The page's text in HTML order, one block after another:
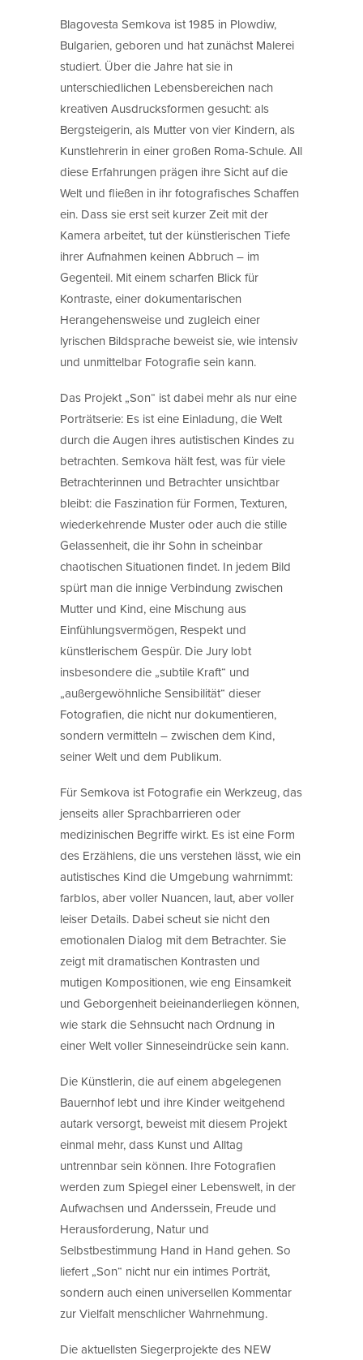
Blagovesta Semkova ist 1985 in Plowdiw,
Bulgarien, geboren und hat zunächst Malerei
studiert. Über die Jahre hat sie in
unterschiedlichen Lebensbereichen nach
kreativen Ausdrucksformen gesucht: als
Bergsteigerin, als Mutter von vier Kindern, als
Kunstlehrerin in einer großen Roma-Schule. All
diese Erfahrungen prägen ihre Sicht auf die
Welt und fließen in ihr fotografisches Schaffen
ein. Dass sie erst seit kurzer Zeit mit der
Kamera arbeitet, tut der künstlerischen Tiefe
ihrer Aufnahmen keinen Abbruch – im
Gegenteil. Mit einem scharfen Blick für
Kontraste, einer dokumentarischen
Herangehensweise und zugleich einer
lyrischen Bildsprache beweist sie, wie intensiv
und unmittelbar Fotografie sein kann.
Das Projekt „Son“ ist dabei mehr als nur eine
Porträtserie: Es ist eine Einladung, die Welt
durch die Augen ihres autistischen Kindes zu
betrachten. Semkova hält fest, was für viele
Betrachterinnen und Betrachter unsichtbar
bleibt: die Faszination für Formen, Texturen,
wiederkehrende Muster oder auch die stille
Gelassenheit, die ihr Sohn in scheinbar
chaotischen Situationen findet. In jedem Bild
spürt man die innige Verbindung zwischen
Mutter und Kind, eine Mischung aus
Einfühlungsvermögen, Respekt und
künstlerischem Gespür. Die Jury lobt
insbesondere die „subtile Kraft“ und
„außergewöhnliche Sensibilität“ dieser
Fotografien, die nicht nur dokumentieren,
sondern vermitteln – zwischen dem Kind,
seiner Welt und dem Publikum.
Für Semkova ist Fotografie ein Werkzeug, das
jenseits aller Sprachbarrieren oder
medizinischen Begriffe wirkt. Es ist eine Form
des Erzählens, die uns verstehen lässt, wie ein
autistisches Kind die Umgebung wahrnimmt:
farblos, aber voller Nuancen, laut, aber voller
leiser Details. Dabei scheut sie nicht den
emotionalen Dialog mit dem Betrachter. Sie
zeigt mit dramatischen Kontrasten und
mutigen Kompositionen, wie eng Einsamkeit
und Geborgenheit beieinanderliegen können,
wie stark die Sehnsucht nach Ordnung in
einer Welt voller Sinneseindrücke sein kann.
Die Künstlerin, die auf einem abgelegenen
Bauernhof lebt und ihre Kinder weitgehend
autark versorgt, beweist mit diesem Projekt
einmal mehr, dass Kunst und Alltag
untrennbar sein können. Ihre Fotografien
werden zum Spiegel einer Lebenswelt, in der
Aufwachsen und Anderssein, Freude und
Herausforderung, Natur und
Selbstbestimmung Hand in Hand gehen. So
liefert „Son“ nicht nur ein intimes Porträt,
sondern auch einen universellen Kommentar
zur Vielfalt menschlicher Wahrnehmung.
Die aktuellsten Siegerprojekte des NEW